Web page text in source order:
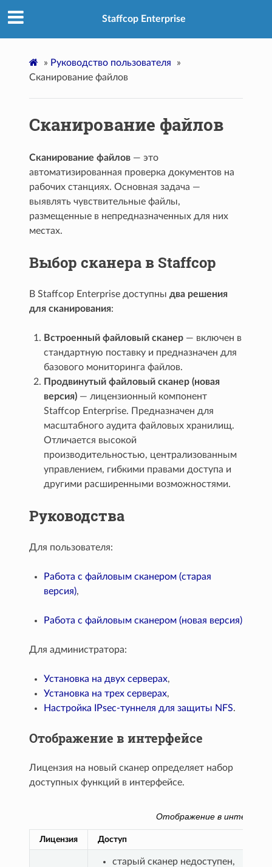
Staffcop Enterprise
» Руководство пользователя
»
Сканирование файлов
Сканирование файлов
Сканирование файлов — это
автоматизированная проверка документов на
рабочих станциях. Основная задача —
выявлять чувствительные файлы,
размещенные в непредназначенных для них
местах.
Выбор сканера в Staffcop
В Staffcop Enterprise доступныдва решения
для сканирования:
Встроенный файловый сканер — включен в
стандартную поставку и предназначен для
базового мониторинга файлов.
Продвинутый файловый сканер (новая
версия) — лицензионный компонент
Staffcop Enterprise. Предназначен для
масштабного аудита файловых хранилищ.
Отличается высокой
производительностью, централизованным
управлением, гибкими правами доступа и
другими расширенными возможностями.
Руководства
Для пользователя:
Работа с файловым сканером (старая
версия),
Работа с файловым сканером (новая версия)
Для администратора:
Установка на двух серверах,
Установка на трех серверах,
Настройка IPsec-туннеля для защиты NFS.
Отображение в интерфейсе
Лицензия на новый сканер определяет набор
доступных функций в интерфейсе.
Отображение в
Лицензия Доступ
старый сканер недоступен,